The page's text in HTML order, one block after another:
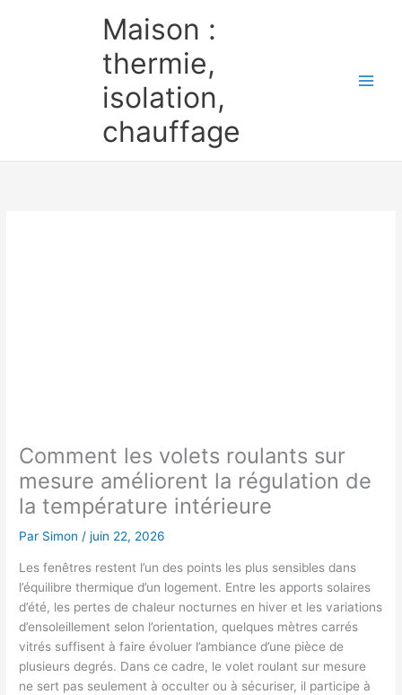
Maison :
thermie,
isolation,
chauffage
Comment les volets roulants sur
mesure améliorent la régulation de
la température intérieure
Par Simon /juin 22, 2026
Les fenêtres restent l’un des points les plus sensibles dans
l’équilibre thermique d’un logement. Entre les apports solaires
d’été, les pertes de chaleur nocturnes en hiver et les variations
d’ensoleillement selon l’orientation, quelques mètres carrés
vitrés suffisent à faire évoluer l’ambiance d’une pièce de
plusieurs degrés. Dans ce cadre, le volet roulant sur mesure
ne sert pas seulement à occulter ou à sécuriser, il participe à